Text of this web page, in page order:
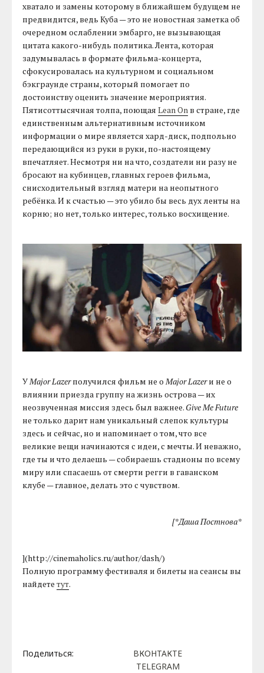
хватало и замены которому в ближайшем будущем не
предвидится, ведь Куба — это не новостная заметка об
очередном ослаблении эмбарго, не вызывающая
цитата какого-нибудь политика. Лента, которая
задумывалась в формате фильма-концерта,
сфокусировалась на культурном и социальном
бэкграунде страны, который помогает по
достоинству оценить значение мероприятия.
Пятисоттысячная толпа, поющаяLean On в стране, где
единственным альтернативным источником
информации о мире является хард-диск, подпольно
передающийся из руки в руки, по-настоящему
впечатляет. Несмотря ни на что, создатели ни разу не
бросают на кубинцев, главных героев фильма,
снисходительный взгляд матери на неопытного
ребёнка. И к счастью — это убило бы весь дух ленты на
корню; но нет, только интерес, только восхищение.
У Major Lazerполучился фильм не о Major Lazerи не о
влиянии приезда группу на жизнь острова — их
неозвученная миссия здесь был важнее. Give Me Future
не только дарит нам уникальный слепок культуры
здесь и сейчас, но и напоминает о том, что все
великие вещи начинаются с идеи, с мечты. И неважно,
где ты и что делаешь — собираешь стадионы по всему
миру или спасаешь от смерти регги в гаванском
клубе — главное, делать это с чувством.
[*Даша Постнова*
](http://cinemaholics.ru/author/dash/)
Полную программу фестиваля и билеты на сеансы вы
найдететут.
Поделиться:
ВКОНТАКТЕ
TELEGRAM